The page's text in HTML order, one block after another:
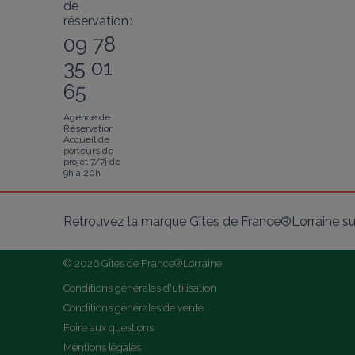
de
réservation :
09 78
35 01
65
Agence de
Réservation
Accueil de
porteurs de
projet 7/7j de
9h à 20h
Retrouvez la marque Gîtes de France®Lorraine
© 2026 Gîtes de France®Lorraine
Conditions générales d'utilisation
Conditions générales de vente
Foire aux questions
Mentions légales